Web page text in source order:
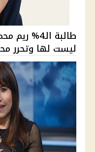
طالبة
ليست لها وتحرر